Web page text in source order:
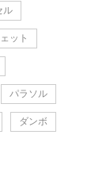
ル
ット
パラソル
ダンボ